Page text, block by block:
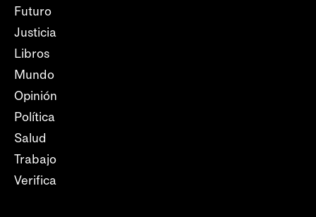
Futuro
Justicia
Libros
Mundo
Opinión
Política
Salud
Trabajo
Verifica